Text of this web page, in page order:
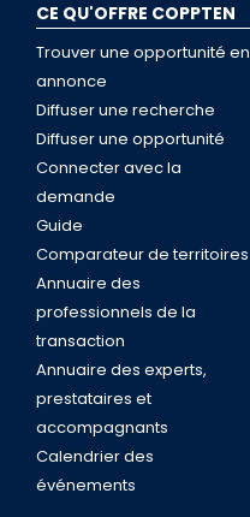
CE QU'OFFRE COPPTEN
Trouver une opportunité en
annonce
Diffuser une recherche
Diffuser une opportunité
Connecter avec la
demande
Guide
Comparateur de territoires
Annuaire des
professionnels de la
transaction
Annuaire des experts,
prestataires et
accompagnants
Calendrier des
événements